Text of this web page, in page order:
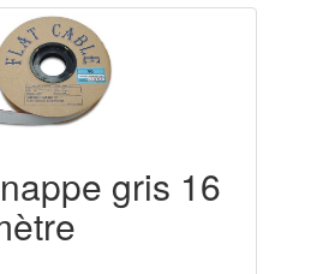
gris 16